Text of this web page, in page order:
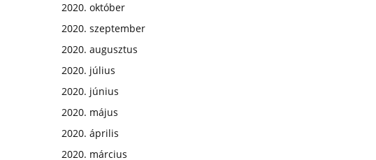
2020. október
2020. szeptember
2020. augusztus
2020. július
2020. június
2020. május
2020. április
2020. március